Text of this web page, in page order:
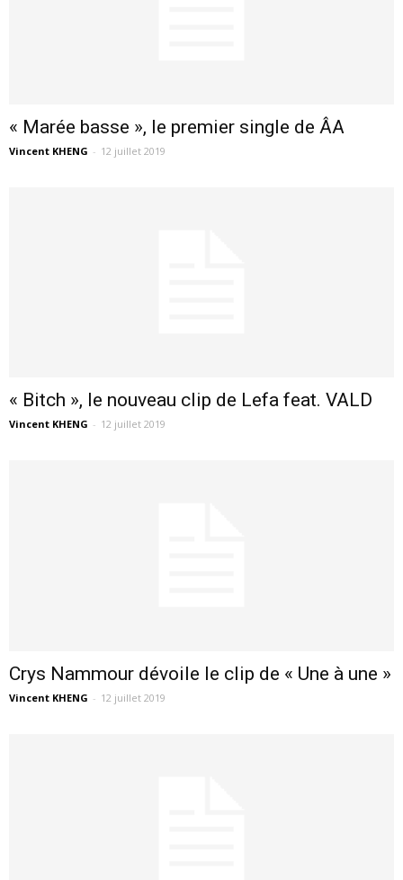
« Marée basse », le premier single de ÂA
Vincent KHENG - 12 juillet 2019
« Bitch », le nouveau clip de Lefa feat. VALD
Vincent KHENG - 12 juillet 2019
Crys Nammour dévoile le clip de « Une à une »
Vincent KHENG - 12 juillet 2019